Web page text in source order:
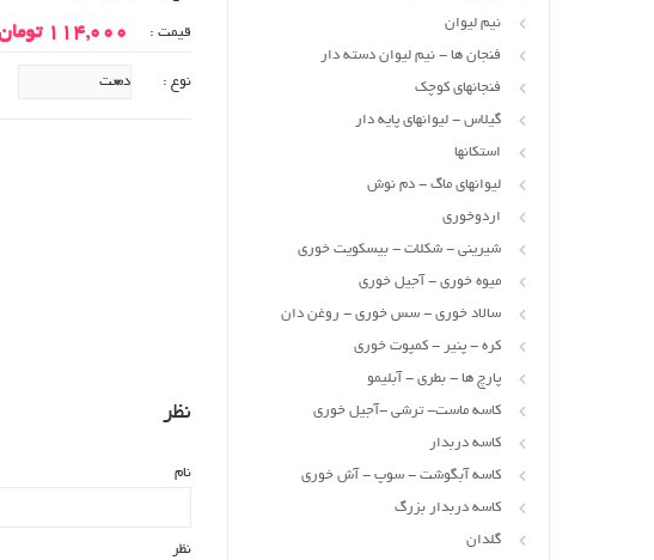
قیمت : 114,000 تومان
نوع :
نظر
نام
نظر
نیم لیوان
فنجان ها - نیم لیوان دسته دار
فنجانهای کوچک
گیلاس - لیوانهای پایه دار
استکانها
لیوانهای ماگ - دم نوش
اردوخوری
شیرینی - شکلات - بیسکویت خوری
میوه خوری - آجیل خوری
سالاد خوری - سس خوری - روغن دان
کره - پنیر - کمپوت خوری
پارچ ها - بطری - آبلیمو
کاسه ماست- ترشی -آجیل خوری
کاسه دربدار
کاسه آبگوشت - سوپ - آش خوری
کاسه دربدار بزرگ
گلدان